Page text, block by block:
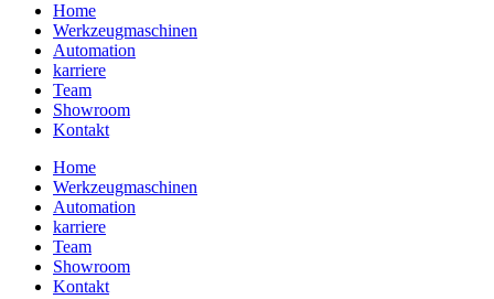
Home
Werkzeugmaschinen
Automation
karriere
Team
Showroom
Kontakt
Home
Werkzeugmaschinen
Automation
karriere
Team
Showroom
Kontakt